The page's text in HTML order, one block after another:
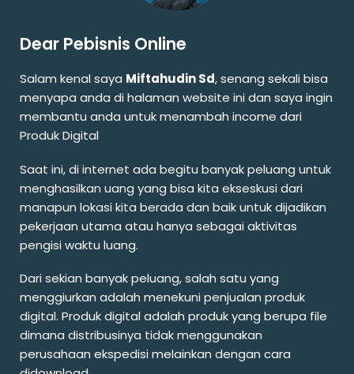
Dear Pebisnis Online
Salam kenal saya Miftahudin Sd, senang sekali bisa
menyapa anda di halaman website ini dan saya ingin
membantu anda untuk menambah income dari
Produk Digital
Saat ini, di internet ada begitu banyak peluang untuk
menghasilkan uang yang bisa kita ekseskusi dari
manapun lokasi kita berada dan baik untuk dijadikan
pekerjaan utama atau hanya sebagai aktivitas
pengisi waktu luang.
Dari sekian banyak peluang, salah satu yang
menggiurkan adalah menekuni penjualan produk
digital. Produk digital adalah produk yang berupa file
dimana distribusinya tidak menggunakan
perusahaan ekspedisi melainkan dengan cara